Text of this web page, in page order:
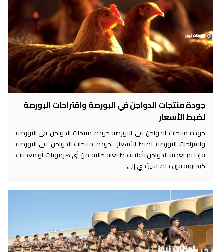
جودة منتجات الدواجن في البورصة واقتراحات البورصة
لضبط الأسعار
جودة منتجات الدواجن في البورصة جودة منتجات الدواجن في البورصة
واقتراحات البورصة لضبط الأسعار جودة منتجات الدواجن في البورصة
فإذا تم تغذية الدواجن بأعلاف طبيعية خالية من أي هرمونات أو مغذيات
كيماوية فإن ذلك سيؤدي إلى